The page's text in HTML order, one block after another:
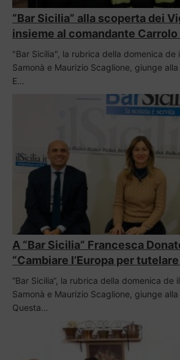
“Bar Sicilia” alla scoperta dei
insieme al comandante Carrolo
"Bar Sicilia", la rubrica della domenica de
Samonà e Maurizio Scaglione, giunge
E…
A “Bar Sicilia” Francesca
“Cambiare l’Europa per tutelare
“Bar Sicilia“, la rubrica della domenica de
Samonà e Maurizio Scaglione, giunge
Questa…